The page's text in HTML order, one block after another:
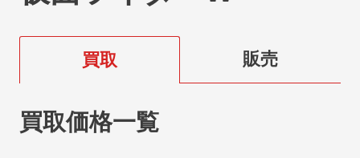
買取 販売
買取価格一覧